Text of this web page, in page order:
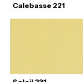
Calebasse 221